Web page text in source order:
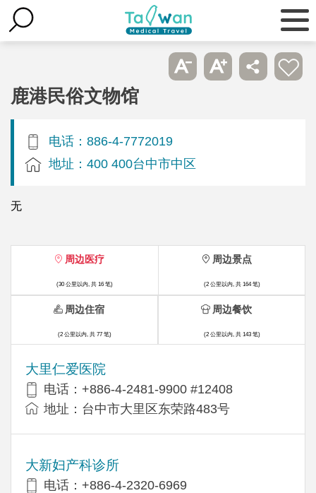
鹿港民俗文物馆
电话：886-4-7772019
地址：400 400台中市中区
无
周边医疗
(30 公里以内, 共 16 笔)
大里仁爱医院
电话：+886-4-2481-9900 #12408
地址：台中市大里区东荣路483号
大新妇产科诊所
电话：+886-4-2320-6969
周边景点
(2 公里以内, 共 164 笔)
周边住宿
(2 公里以内, 共 77 笔)
周边餐饮
(2 公里以内, 共 143 笔)